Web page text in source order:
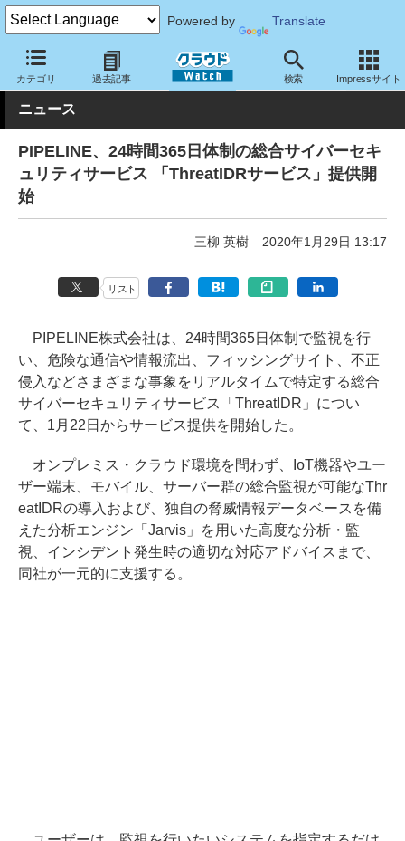
Powered by Translate
カテゴリ 過去記事 検索 Impressサイト
クラウド Watch セキュリティ セキュリティサービス
ニュース
PIPELINE、24時間365日体制の総合サイバーセキ
ュリティサービス 「ThreatIDRサービス」提供開
始
三柳 英樹 2020年1月29日 13:17
リスト
PIPELINE株式会社は、24時間365日体制で監視を行
い、危険な通信や情報流出、フィッシングサイト、不正
侵入などさまざまな事象をリアルタイムで特定する総合
サイバーセキュリティサービス「ThreatIDR」につい
て、1月22日からサービス提供を開始した。
オンプレミス・クラウド環境を問わず、IoT機器やユー
ザー端末、モバイル、サーバー群の総合監視が可能なThr
eatIDRの導入および、独自の脅威情報データベースを備
えた分析エンジン「Jarvis」を用いた高度な分析・監
視、インシデント発生時の適切な対応アドバイスまで、
同社が一元的に支援する。